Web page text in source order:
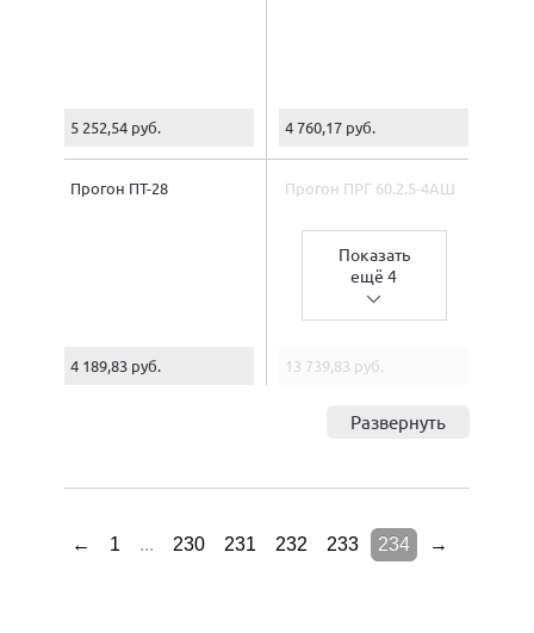
5 252,54 руб. 4 760,17 руб.
Прогон ПТ-28
4 189,83 руб.
Прогон ПРГ 60.2.5-4АШ
Показать
ещё 4
13 739,83 руб.
Развернуть
← 1 ... 230 231 232 233 234 →